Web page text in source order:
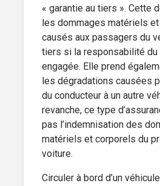
« garantie au tiers ». Cette
les dommages matériels
causés aux passagers du
tiers si la responsabilité du
engagée. Elle prend
les dégradations causées
du conducteur à un autre
revanche, ce type
pas l’indemnisation des
matériels et corporels du
voiture.
Circuler à bord d’un